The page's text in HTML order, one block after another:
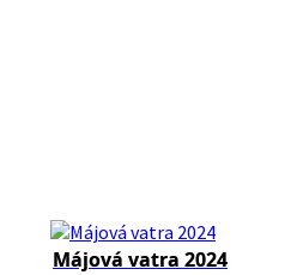
Májová vatra 2024